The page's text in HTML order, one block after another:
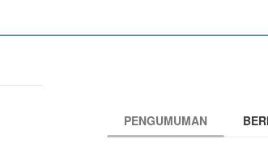
PENGUMUMAN